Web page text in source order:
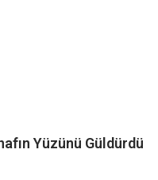
Yüzünü Güldürdü